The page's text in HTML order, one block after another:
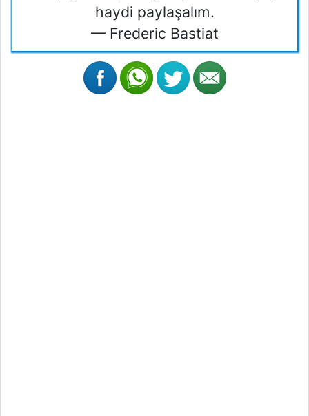
haydi paylaşalım.
— Frederic Bastiat